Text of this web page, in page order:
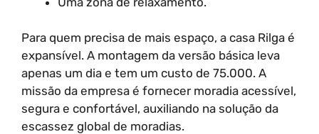
Para quem precisa de mais espaço, a casa Rilga é
expansível. A montagem da versão básica leva
apenas um dia e tem um custo de 75.000. A
missão da empresa é fornecer moradia acessível,
segura e confortável, auxiliando na solução da
escassez global de moradias.